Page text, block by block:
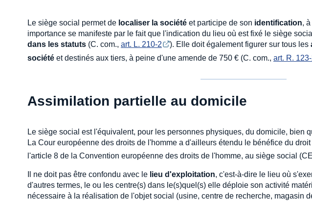
Le siège social permet de localiser la société et participe de son identification,
importance se manifeste par le fait que l'indication du lieu où est fixé le siège
dans les statuts (C. com., art. L. 210-2 ). Elle doit également figurer sur tous les
société et destinés aux tiers, à peine d'une amende de 750 € (C. com., art. R.
Assimilation partielle au domicile
Le siège social est l'équivalent, pour les personnes physiques, du domicile, bien
La Cour européenne des droits de l'homme a d'ailleurs étendu le bénéfice du droit
l'article 8 de la Convention européenne des droits de l'homme, au siège social
Il ne doit pas être confondu avec le lieu d'exploitation, c'est-à-dire le lieu où
d'autres termes, le ou les centre(s) dans le(s)quel(s) elle déploie son activité
nécessaire à la réalisation de l'objet social (usine, centre de recherche, magasin